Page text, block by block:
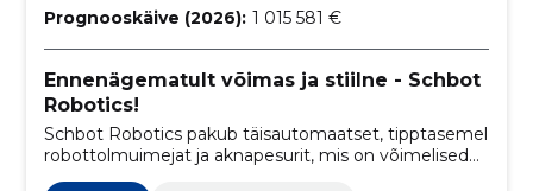
Prognooskäive (2026): 1 015 581 €
Ennenägematult võimas ja stiilne - Schbot
Robotics!
Schbot Robotics pakub täisautomaatset, tipptasemel
robottolmuimejat ja aknapesurit, mis on võimelised